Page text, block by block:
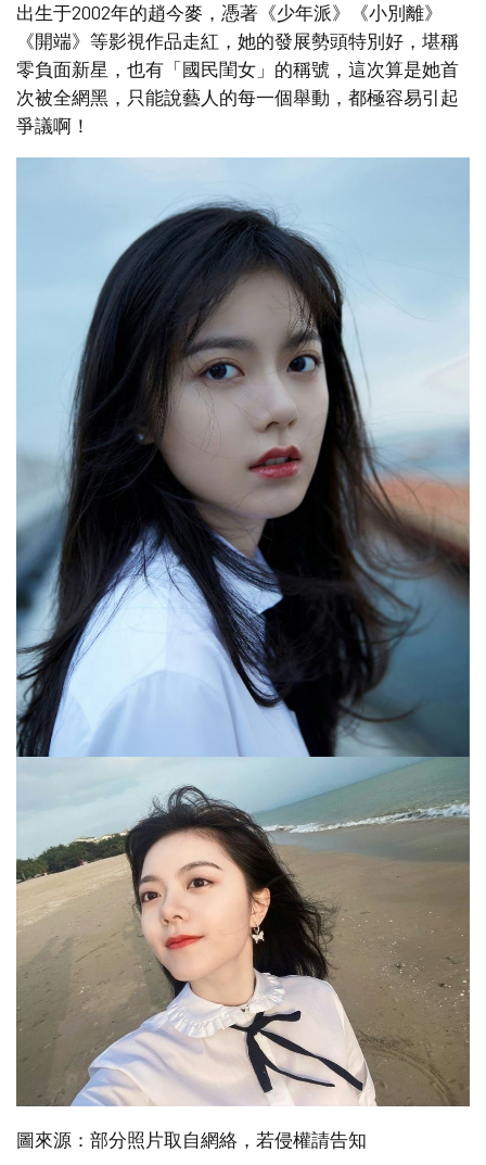
出生于2002年的趙今麥，憑著《少年派》《小別離》
《開端》等影視作品走紅，她的發展勢頭特別好，堪稱
零負面新星，也有「國民閨女」的稱號，這次算是她首
次被全網黑，只能說藝人的每一個舉動，都極容易引起
爭議啊！
圖來源：部分照片取自網絡，若侵權請告知